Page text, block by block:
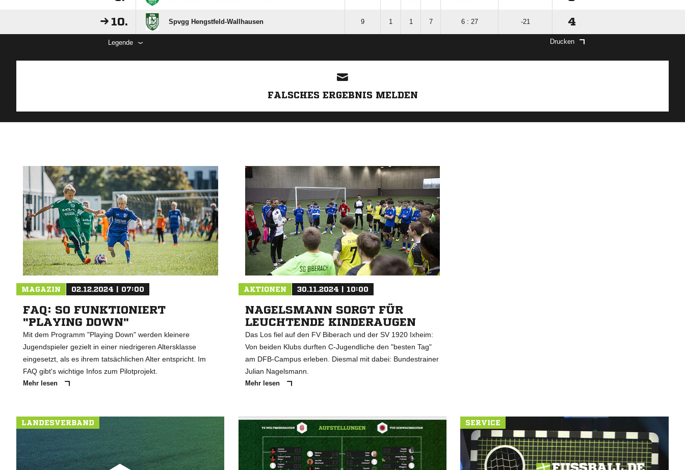
10. Spvgg Hengstfeld-Wallhausen 9 1 1 7 6 : 27 -21 4
Legende Drucken
FALSCHES ERGEBNIS MELDEN
MAGAZIN 02.12.2024 | 07:00
FAQ: SO FUNKTIONIERT
"PLAYING DOWN"
Mit dem Programm "Playing Down" werden kleinere
Jugendspieler gezielt in einer niedrigeren Altersklasse
eingesetzt, als es ihrem tatsächlichen Alter entspricht. Im
FAQ gibt's wichtige Infos zum Pilotprojekt.
Mehr lesen
AKTIONEN 30.11.2024 | 10:00
NAGELSMANN SORGT FÜR
LEUCHTENDE KINDERAUGEN
Das Los fiel auf den FV Biberach und der SV 1920 Ixheim:
Von beiden Klubs durften C-Jugendliche den "besten Tag"
am DFB-Campus erleben. Diesmal mit dabei: Bundestrainer
Julian Nagelsmann.
Mehr lesen
LANDESVERBAND SERVICE